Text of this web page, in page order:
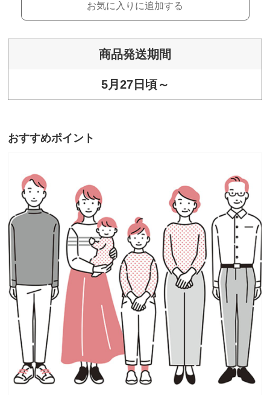
お気に入りに追加する
商品発送期間
5月27日頃～
おすすめポイント